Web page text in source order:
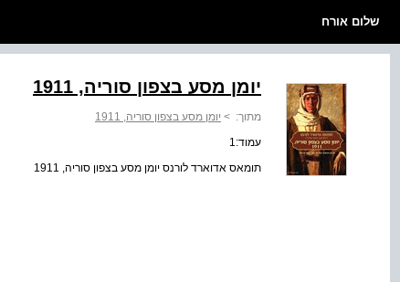
שלום אורח
יומן מסע בצפון סוריה, 1911
מתוך: > יומן מסע בצפון סוריה, 1911
עמוד:1
תומאס אדוארד לורנס יומן מסע בצפון סוריה, 1911